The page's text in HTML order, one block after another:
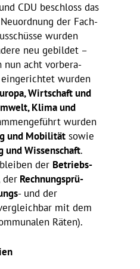
CDU beschloss das
der Fach­
wurden
neu gebildet –
nun acht vorbe­ra­
wurden
Wirt­schaft und
Klima und
wurden
und Mobi­lität sowie
und Wissen­schaft.
der Betriebs­
der Rech­nungs­prü­
- und der
mit dem
Räten).